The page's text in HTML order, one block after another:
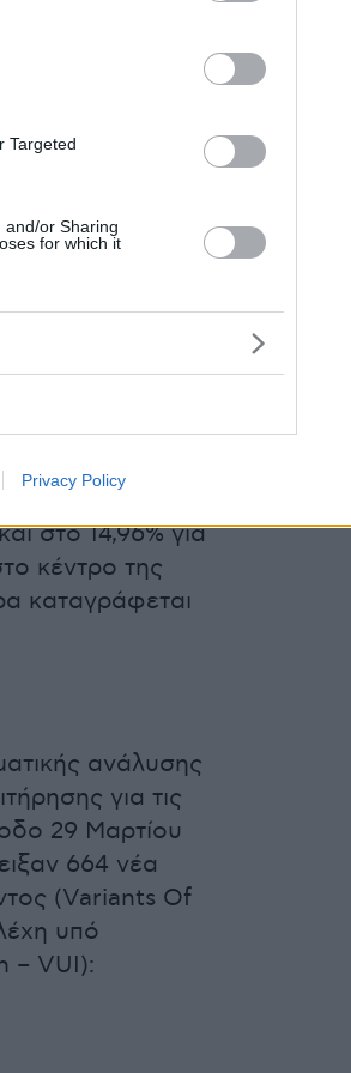
Targeted
and/or Sharing
for which it
Privacy Policy
δείγματα,
μεταλλάξεις να
ελεγχθέντων
στο 14,96% για
κέντρο της
καταγράφεται
ανάλυσης
για τις
29 Μαρτίου
664 νέα
(Variants Of
υπό
– VUI):